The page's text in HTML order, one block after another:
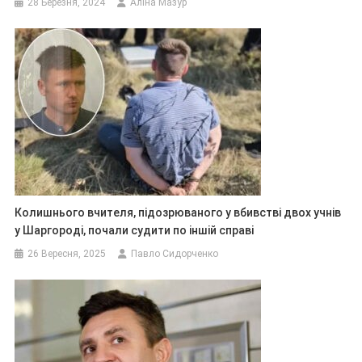
28 Березня, 2024 Аліна Мазур
Колишнього вчителя, підозрюваного у вбивстві двох учнів
у Шаргороді, почали судити по іншій справі
26 Вересня, 2025 Павло Сидорченко